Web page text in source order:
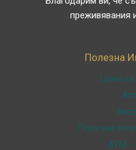
преживявания
Полезна
Цени на
Полезни
ATM –